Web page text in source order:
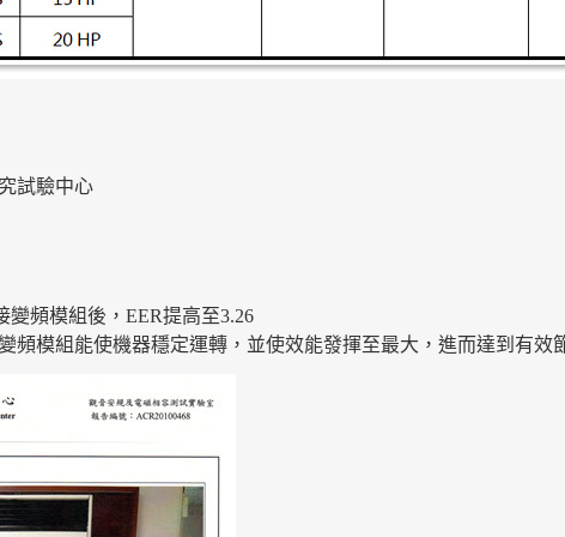
試驗中心
頻模組後，EER提高至3.26
模組能使機器穩定運轉， 並使效能發揮至最大，進而達到有